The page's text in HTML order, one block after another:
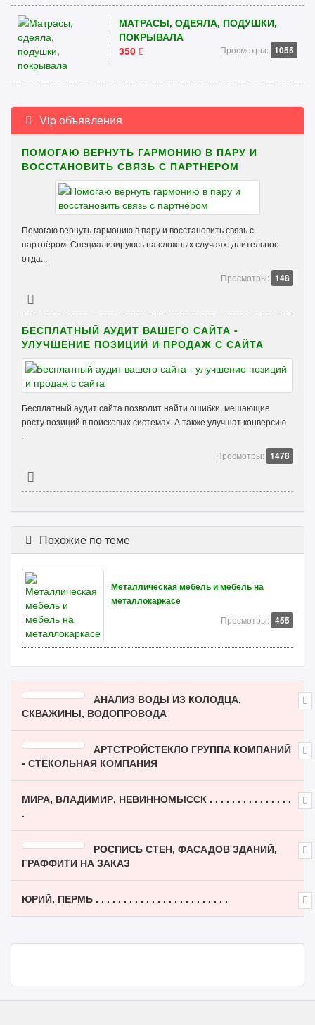
МАТРАСЫ, ОДЕЯЛА, ПОДУШКИ,
ПОКРЫВАЛА
350
Просмотры: 1055
Vip объявления
ПОМОГАЮ ВЕРНУТЬ ГАРМОНИЮ В ПАРУ И
ВОССТАНОВИТЬ СВЯЗЬ С ПАРТНЁРОМ
Помогаю вернуть гармонию в пару и восстановить связь с
партнёром. Специализируюсь на сложных случаях: длительное
отда...
Просмотры: 148
БЕСПЛАТНЫЙ АУДИТ ВАШЕГО САЙТА -
УЛУЧШЕНИЕ ПОЗИЦИЙ И ПРОДАЖ С САЙТА
Бесплатный аудит сайта позволит найти ошибки, мешающие
росту позиций в поисковых системах. А также улучшат конверсию
...
Просмотры: 1478
Похожие по теме
Металлическая мебель и мебель на
металлокаркасе
Просмотры: 455
АНАЛИЗ ВОДЫ ИЗ КОЛОДЦА,
СКВАЖИНЫ, ВОДОПРОВОДА
АРТСТРОЙСТЕКЛО ГРУППА КОМПАНИЙ
- СТЕКОЛЬНАЯ КОМПАНИЯ
МИРА, ВЛАДИМИР, НЕВИННОМЫССК . . . . . . . . . . . . . . .
.
РОСПИСЬ СТЕН, ФАСАДОВ ЗДАНИЙ,
ГРАФФИТИ НА ЗАКАЗ
ЮРИЙ, ПЕРМЬ . . . . . . . . . . . . . . . . . . . . . . . .